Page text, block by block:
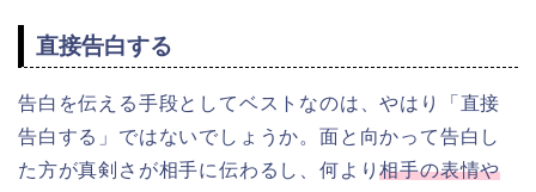
直接告白する
告白を伝える手段としてベストなのは、やはり「直接
告白する」ではないでしょうか。面と向かって告白し
た方が真剣さが相手に伝わるし、何より相手の表情や